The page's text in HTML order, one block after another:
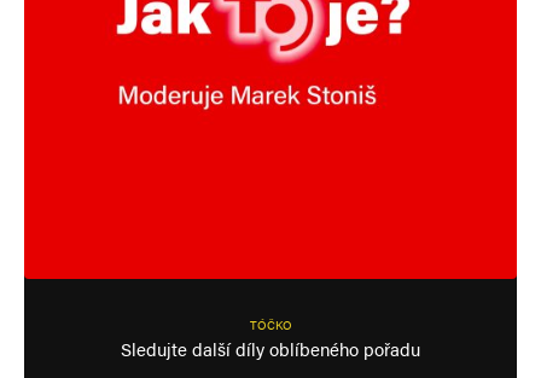
TÓČKO
Sledujte další díly oblíbeného pořadu